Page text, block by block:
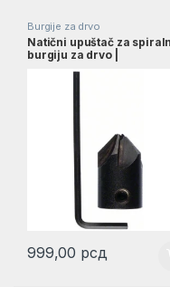
Burgije za drvo
Natični upuštač za
burgiju za drvo |
999,00 рсд